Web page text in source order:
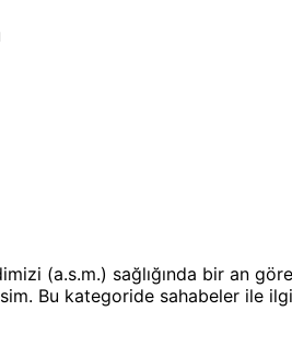
(a.s.m.) sağlığında bir an
Bu kategoride sahabeler ile